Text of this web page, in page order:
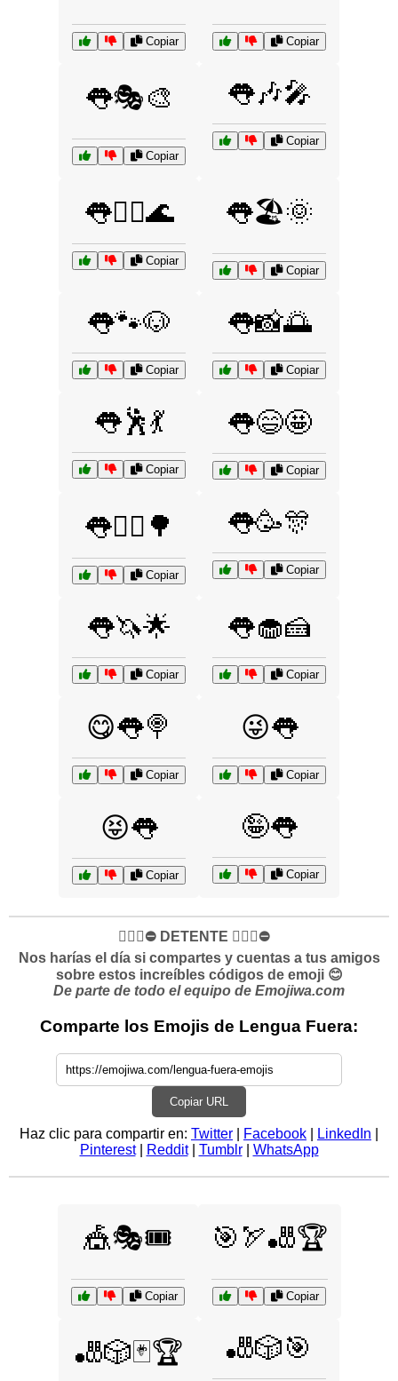
Copiar Copiar
👅🎭🎨
Copiar
👅🎶🎤
Copiar
👅🏄‍♂️🌊
Copiar
👅🏖️🌞
Copiar
👅🐾🐶
Copiar
👅📸🌅
Copiar
👅🕺💃
Copiar
👅😄🤩
Copiar
👅🚴‍♀️🌳
Copiar
👅🥳🎊
Copiar
👅🦄🌟
Copiar
👅🧁🍰
Copiar
😋👅🍭
Copiar
😜👅
Copiar
😝👅
Copiar
🤪👅
Copiar
✋🏻🛑⛔️ DETENTE ✋🏻🛑⛔️
Nos harías el día si compartes y cuentas a tus amigos
sobre estos increíbles códigos de emoji 😊
De parte de todo el equipo de Emojiwa.com
Comparte los Emojis de Lengua Fuera:
Copiar URL
Haz clic para compartir en: Twitter Facebook LinkedIn
Pinterest| Reddit| Tumblr| WhatsApp
🎪🎭🎟️
Copiar
🎯🏹🎳🏆
Copiar
🎳🎲🃏🏆 🎳🎲🎯